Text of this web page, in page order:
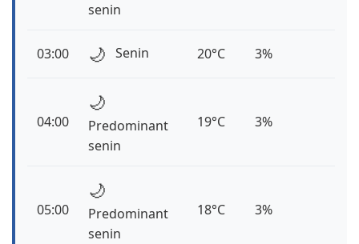
senin
03:00 🌙 Senin 20°C 3%
04:00
🌙
Predominant
senin
19°C 3%
05:00
🌙
Predominant
senin
18°C 3%